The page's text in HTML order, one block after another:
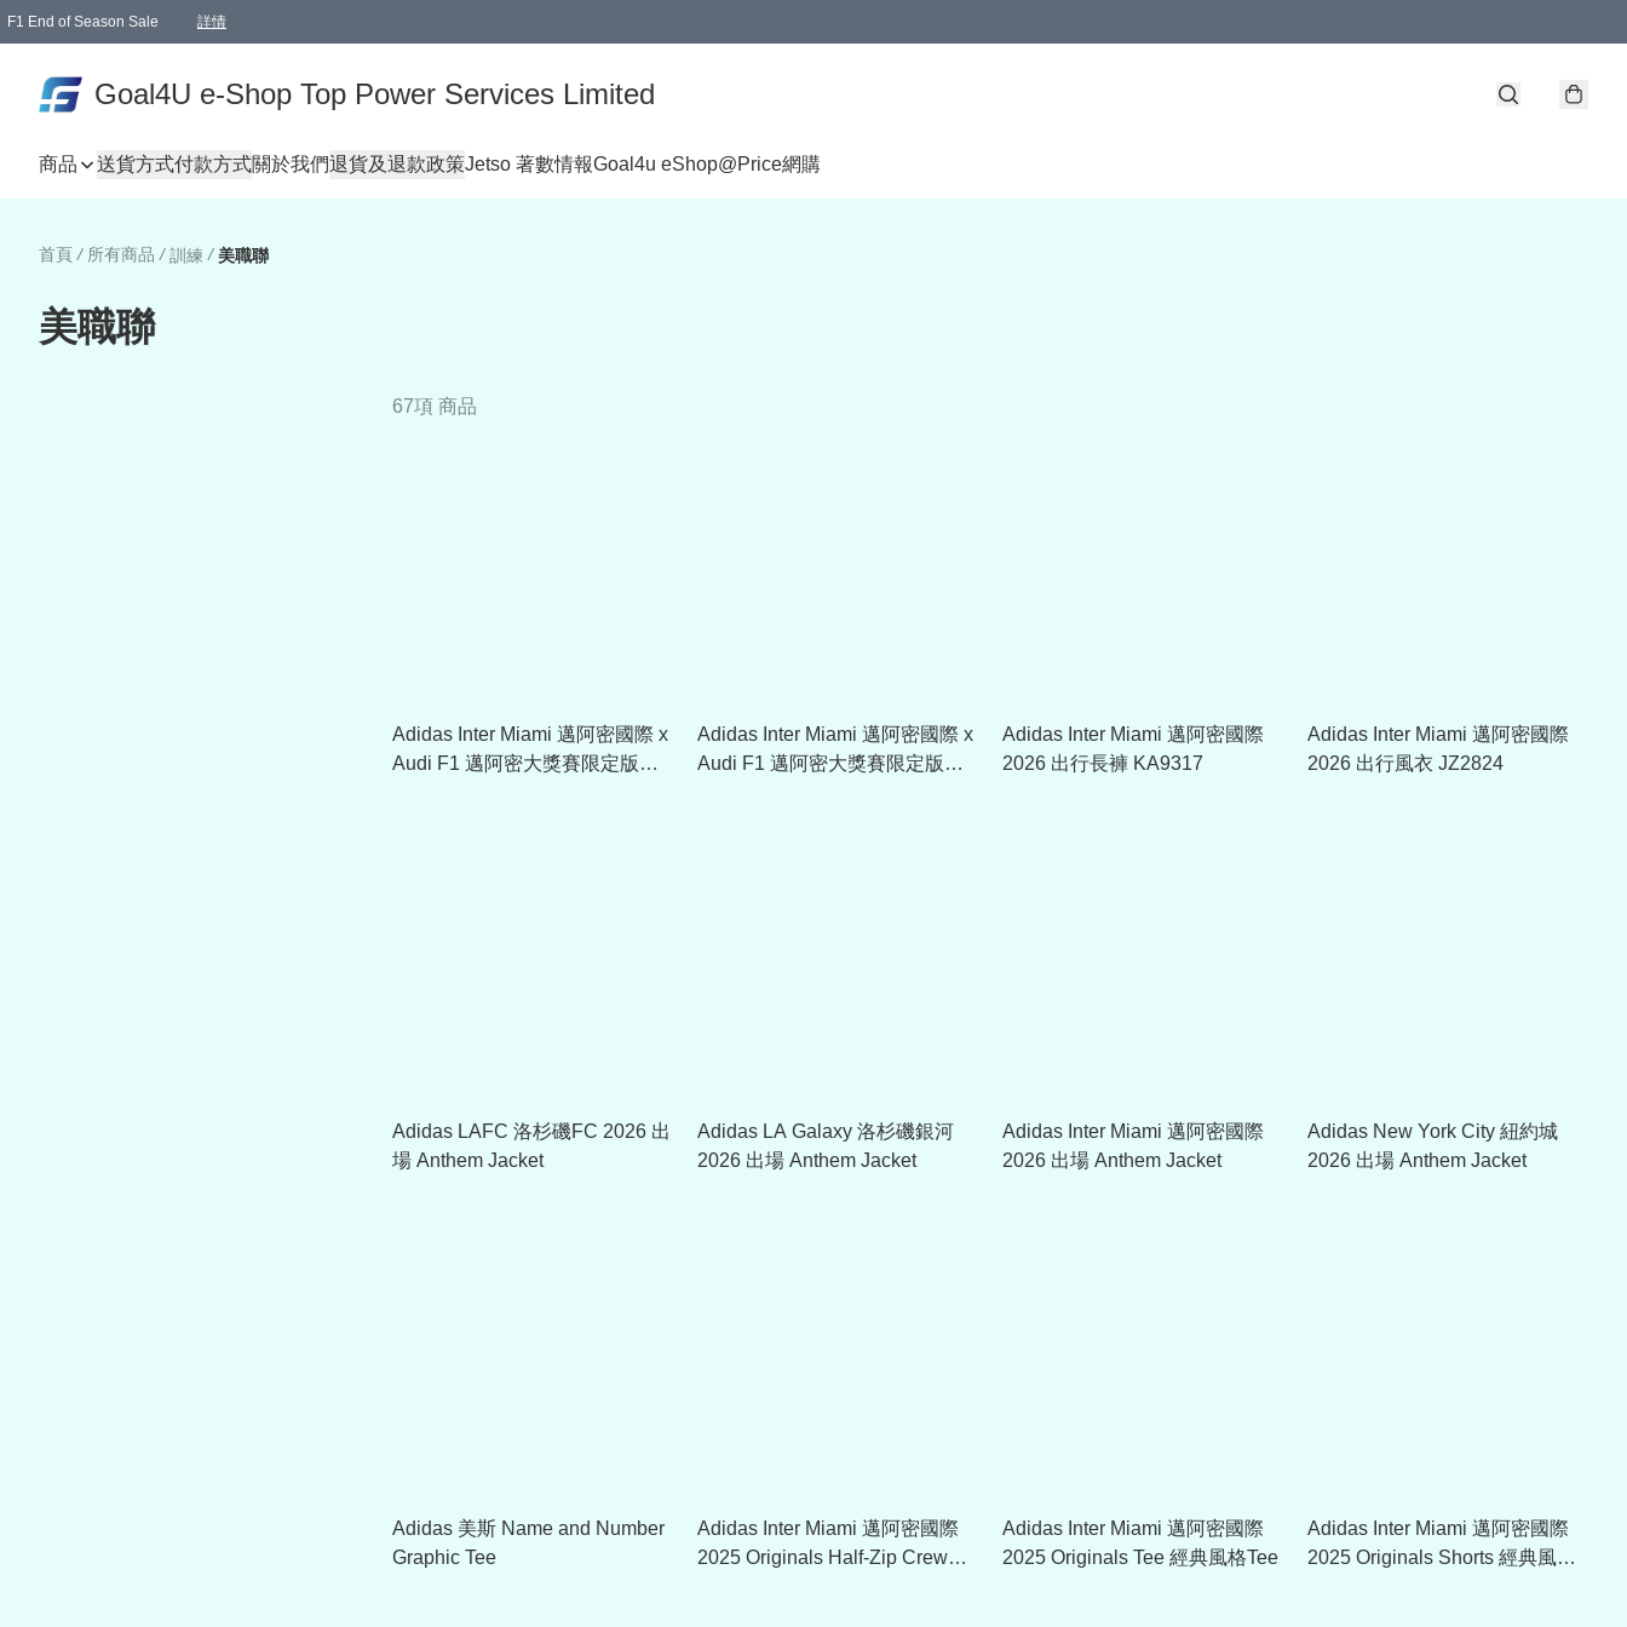
F1 End of Season Sale 詳情
Goal4U e-Shop Top Power Services Limited
商品 送貨方式付款方式關於我們退貨及退款政策Jetso 著數情報Goal4u eShop@Price網購
首頁 / 所有商品 / 訓練 / 美職聯
美職聯
67項 商品
Adidas Inter Miami 邁阿密國際 x
Audi F1 邁阿密大獎賽限定版外
Adidas Inter Miami 邁阿密國際 x
Audi F1 邁阿密大獎賽限定版球
Adidas Inter Miami 邁阿密國際
2026 出行長褲 KA9317
Adidas Inter Miami 邁阿密國際
2026 出行風衣 JZ2824
Adidas LAFC 洛杉磯FC 2026 出
場 Anthem Jacket
Adidas LA Galaxy 洛杉磯銀河
2026 出場 Anthem Jacket
Adidas Inter Miami 邁阿密國際
2026 出場 Anthem Jacket
Adidas New York City 紐約城
2026 出場 Anthem Jacket
Adidas 美斯 Name and Number
Graphic Tee
Adidas Inter Miami 邁阿密國際
2025 Originals Half-Zip Crew
Adidas Inter Miami 邁阿密國際
2025 Originals Tee 經典風格Tee
Adidas Inter Miami 邁阿密國際
2025 Originals Shorts 經典風格